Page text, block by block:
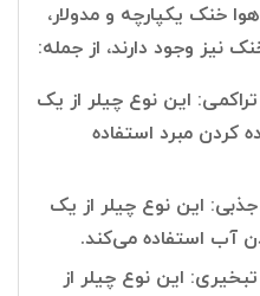
خنک یکپارچه و مدولار،
نیز وجود دارند، از جمله:
این نوع چیلر از یک
کردن مبرد استفاده
این نوع چیلر از یک
آب استفاده می‌کند.
این نوع چیلر از